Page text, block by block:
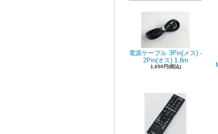
電源ケーブル 3Pin(メス) -
2Pin(オス) 1.8m
1,650円(税込)